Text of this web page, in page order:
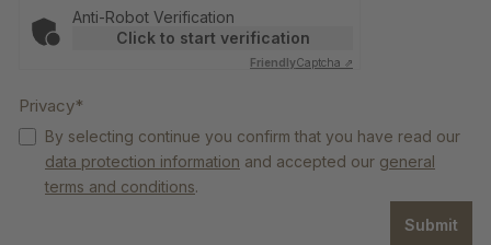
Anti-Robot Verification
Click to start verification
FriendlyCaptcha ⇗
Privacy*
By selecting continue you confirm that you have read our
data protection information and accepted our general
terms and conditions.
Submit